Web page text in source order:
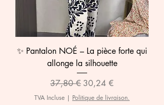
✨ Pantalon NOÉ – La pièce forte qui
allonge la silhouette
Prix original
37,80 € Prix promotionnel
30,24 €
TVA Incluse | Politique de livraison.